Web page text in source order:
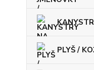
PLYŠ /